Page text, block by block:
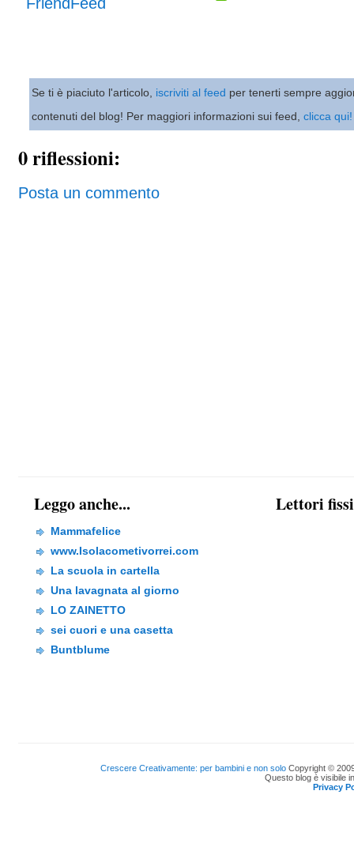
Se ti è piaciuto l'articolo, iscriviti al feed per tenerti sempre
contenuti del blog! Per maggiori informazioni sui feed, clicca qui!
0 riflessioni:
Posta un commento
Leggo anche...
Mammafelice
www.Isolacometivorrei.com
La scuola in cartella
Una lavagnata al giorno
LO ZAINETTO
sei cuori e una casetta
Buntblume
Lettori fissi
Crescere Creativamente: per bambini e non solo Copyright ©
Questo blog è visibile
Privacy